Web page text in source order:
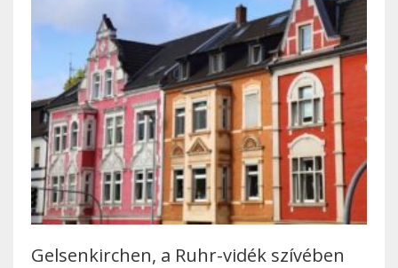
Gelsenkirchen, a Ruhr-vidék szívében